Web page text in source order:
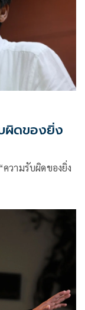
ผิดของยิ่ง
วามรับผิดของยิ่ง